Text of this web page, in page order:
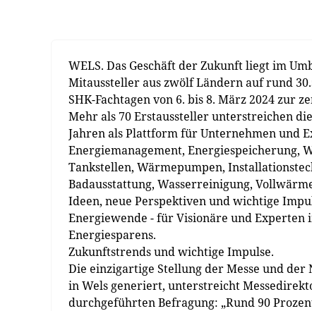
WELS. Das Geschäft der Zukunft liegt im
Mitaussteller aus zwölf Ländern auf rund
SHK-Fachtagen von 6. bis 8. März 2024 zur
Mehr als 70 Erstaussteller unterstreichen
Jahren als Plattform für Unternehmen und
Energiemanagement, Energiespeicherung,
Tankstellen, Wärmepumpen,
Badausstattung, Wasserreinigung,
Ideen, neue Perspektiven und wichtige
Energiewende - für Visionäre und
Energiesparens.
Zukunftstrends und wichtige Impulse.
Die einzigartige Stellung der Messe und der
in Wels generiert, unterstreicht
durchgeführten Befragung: „Rund 90